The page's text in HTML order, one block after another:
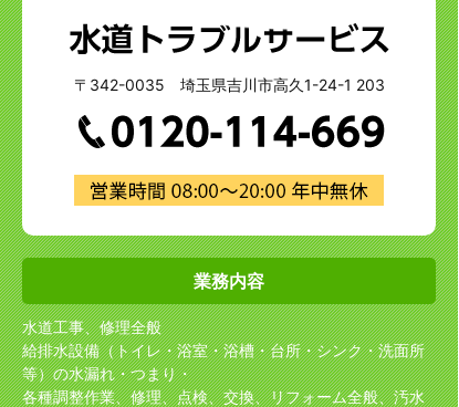
〒342-0035 埼玉県吉川市高久1-24-1 203
業務内容
水道工事、修理全般
給排水設備（トイレ・浴室・浴槽・台所・シンク・洗面所
等）の水漏れ・つまり・
各種調整作業、修理、点検、交換、リフォーム全般、汚水